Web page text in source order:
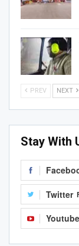
PREV NEXT
Stay With
Twitter
Youtube